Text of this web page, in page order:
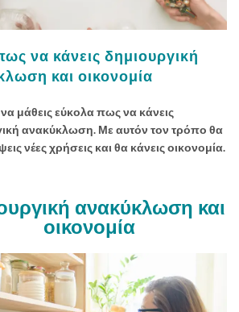
τ
χ
ε
ς
μ
ί
ω
ή
μ
ε
να κάνεις δημιουργική
και οικονομία
μάθεις εύκολα πως να κάνεις
ανακύκλωση. Με αυτόν τον τρόπο θα
νέες χρήσεις και θα κάνεις οικονομία.
ανακύκλωση και
οικονομία